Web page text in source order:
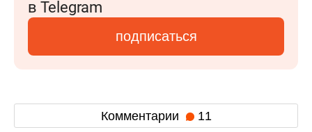
в Telegram
подписаться
Комментарии 11